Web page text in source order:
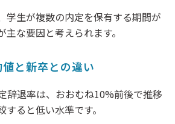
学生が複数の内定を保有する期間が
な要因と考えられます。
と新卒との違い
辞退率は、おおむね10%前後で推移
ると低い水準です。